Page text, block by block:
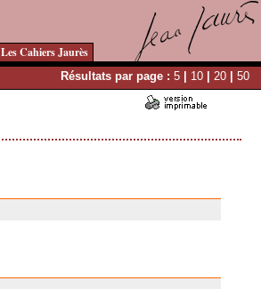
Les Cahiers Jaurès
Résultats par page : 5 | 10 | 20 | 50